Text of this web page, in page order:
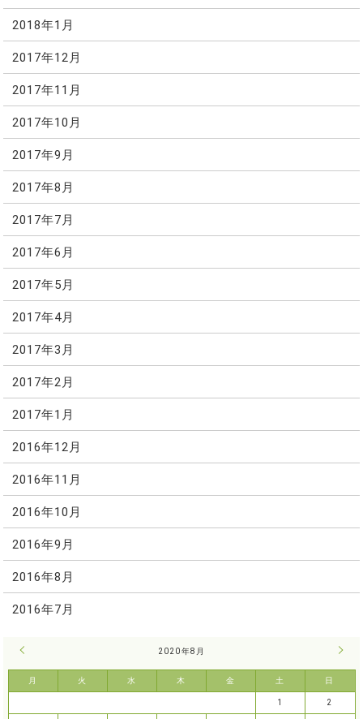
2018年1月
2017年12月
2017年11月
2017年10月
2017年9月
2017年8月
2017年7月
2017年6月
2017年5月
2017年4月
2017年3月
2017年2月
2017年1月
2016年12月
2016年11月
2016年10月
2016年9月
2016年8月
2016年7月
2020年8月
月 火 水 木 金 土 日
9月
1 2